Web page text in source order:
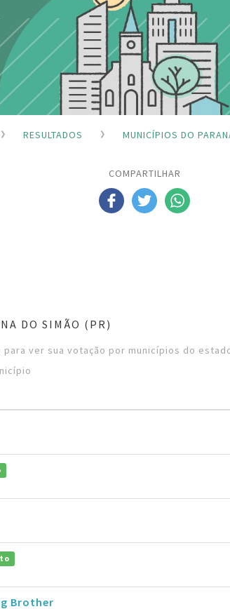
RESULTADOS MUNICÍPIOS DO
COMPARTILHAR
DO SIMÃO (PR)
para ver sua votação por municípios do
Brother